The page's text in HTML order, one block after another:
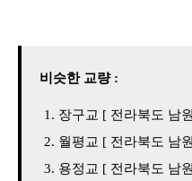
비슷한 교량 :
장구교 [ 전라북도 남
월평교 [ 전라북도 남
용정교 [ 전라북도 남